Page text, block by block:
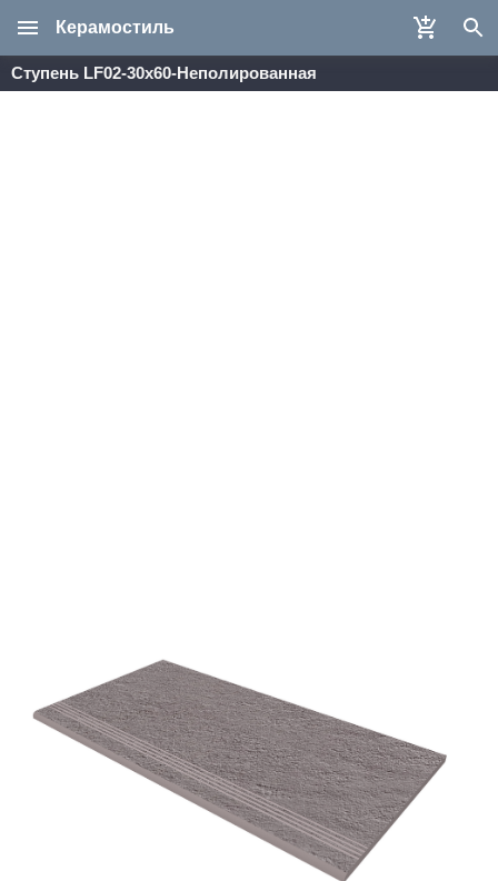
Керамостиль
Ступень LF02-30x60-Неполированная